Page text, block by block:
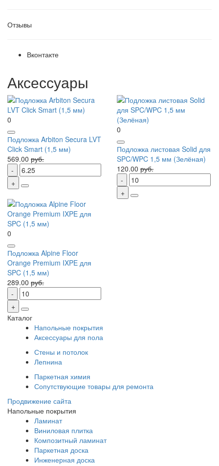
Отзывы
Вконтакте
Аксессуары
0
Подложка Arbiton Secura LVT
Click Smart (1,5 мм)
569.00 руб.
0
Подложка листовая Solid для
SPC/WPC 1,5 мм (Зелёная)
120.00 руб.
0
Подложка Alpine Floor
Orange Premium IXPE для
SPC (1,5 мм)
289.00 руб.
Каталог
Напольные покрытия
Аксессуары для пола
Стены и потолок
Лепнина
Паркетная химия
Сопутствующие товары для ремонта
Продвижение сайта
Напольные покрытия
Ламинат
Виниловая плитка
Композитный ламинат
Паркетная доска
Инженерная доска